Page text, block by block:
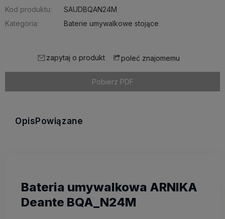
Kod produktu:
SAUDBQAN24M
Kategoria:
Baterie umywalkowe stojące
zapytaj o produkt poleć znajomemu
Pobierz PDF
Opis Powiązane
Bateria umywalkowa ARNIKA
Deante BQA_N24M